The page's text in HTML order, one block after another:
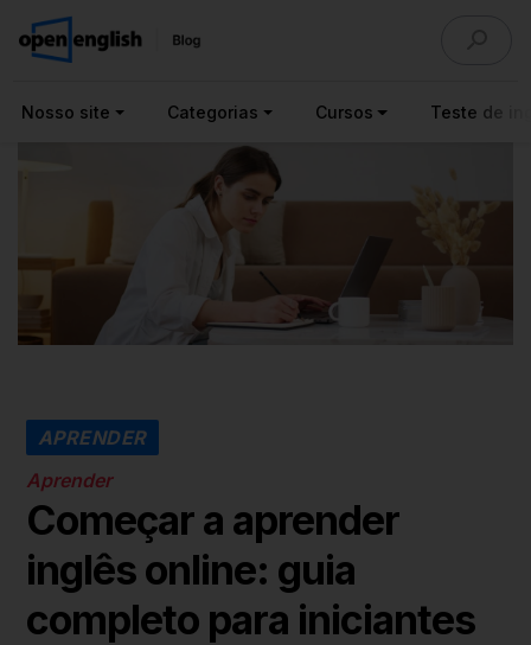
Nosso site Categorias Cursos Teste de
APRENDER
Aprender
Começar a aprender
inglês online: guia
completo para iniciantes